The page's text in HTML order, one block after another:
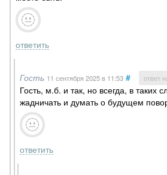
ответить
Гость 11 сентября 2025в 11:53 # ответ
Гость, м.б. и так, но всегда, в таких
жадничать и думать о будущем
ответить